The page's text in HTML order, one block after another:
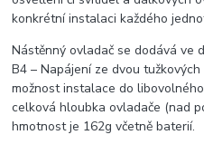
konkrétní instalaci každého
Nástěnný ovladač se dodává ve
B4 – Napájení ze dvou
možnost instalace do
celková hloubka ovladače (nad
hmotnost je 162g včetně baterií.